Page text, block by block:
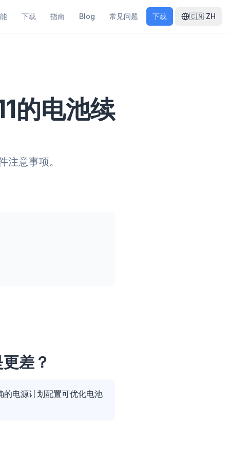
下载 指南 Blog 常见问题 下载 🇨🇳 ZH
的电池续
意事项。
差？
的电源计划配置可优化电池